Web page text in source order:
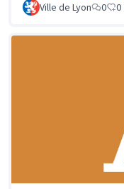
Ville de Lyon 0 0